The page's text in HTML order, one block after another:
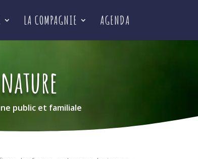
LA COMPAGNIE AGENDA
public et familiale